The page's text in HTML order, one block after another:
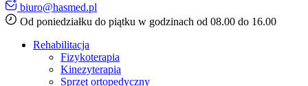
biuro@hasmed.pl
Od poniedziałku do piątku w godzinach od 08.00 do 16.00
Rehabilitacja
Fizykoterapia
Kinezyterapia
Sprzęt ortopedyczny